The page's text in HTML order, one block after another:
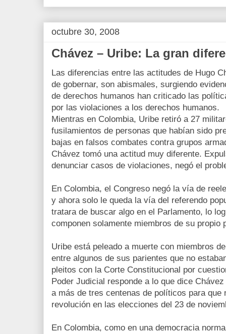
octubre 30, 2008
Chávez – Uribe: La gran
Las diferencias entre las actitudes de Hugo
de gobernar, son abismales, surgiendo
de derechos humanos han criticado las
por las violaciones a los derechos humanos.
Mientras en Colombia, Uribe retiró a 27
fusilamientos de personas que habían sido
bajas en falsos combates contra grupos
Chávez tomó una actitud muy diferente.
denunciar casos de violaciones, negó el
En Colombia, el Congreso negó la vía de
y ahora solo le queda la vía del referendo
tratara de buscar algo en el Parlamento, lo
componen solamente miembros de su propio
Uribe está peleado a muerte con miembros
entre algunos de sus parientes que no
pleitos con la Corte Constitucional por
Poder Judicial responde a lo que dice
a más de tres centenas de políticos para que
revolución en las elecciones del 23 de
En Colombia, como en una democracia